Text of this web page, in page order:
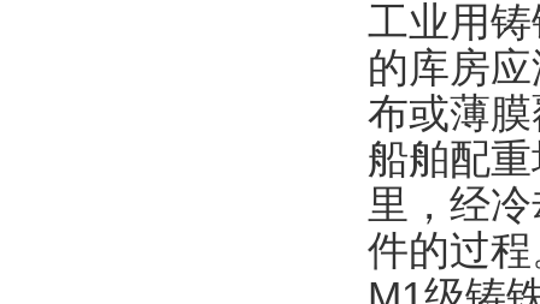
工业用
的库房
布或薄
船舶配
里，经
件的过